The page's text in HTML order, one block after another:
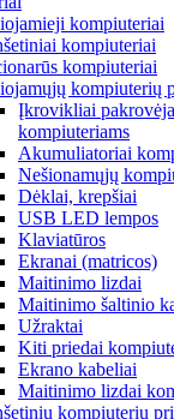
kompiuteriai
kompiuteriai
kompiuteriai
kompiuterių
Įkrovikliai
kompiuteriams
Akumuliatoriai
Nešionamųjų
Dėklai, krepšiai
USB LED lempos
Klaviatūros
Ekranai (matricos)
Maitinimo lizdai
Maitinimo šaltinio
Užraktai
Kiti priedai
Ekrano kabeliai
Maitinimo lizdai
kompiuterių